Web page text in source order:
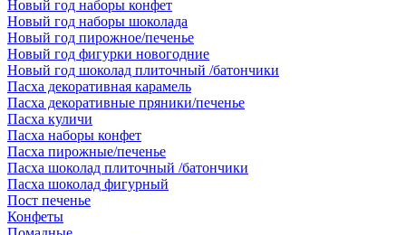
Новый год наборы конфет
Новый год наборы шоколада
Новый год пирожное/печенье
Новый год фигурки новогодние
Новый год шоколад плиточный /батончики
Пасха декоративная карамель
Пасха декоративные пряники/печенье
Пасха куличи
Пасха наборы конфет
Пасха пирожные/печенье
Пасха шоколад плиточный /батончики
Пасха шоколад фигурный
Пост печенье
Конфеты